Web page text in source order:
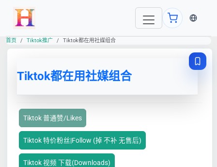
当前语
首页 Tiktok推广 Tiktok都在用社媒组合
Tiktok都在用社媒组合
Tiktok 普通赞/Likes
Tiktok 特价粉丝|Follow (掉 不补 无售后)
Tiktok 视频 下载(Downloads)